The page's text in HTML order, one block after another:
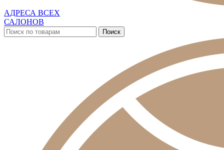
АДРЕСА ВСЕХ
САЛОНОВ